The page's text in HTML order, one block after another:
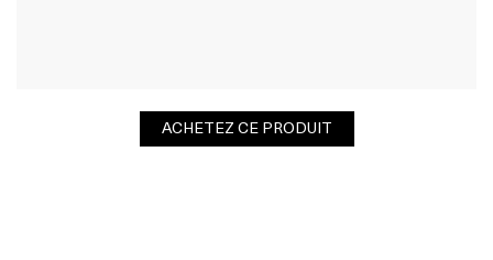
ACHETEZ CE PRODUIT